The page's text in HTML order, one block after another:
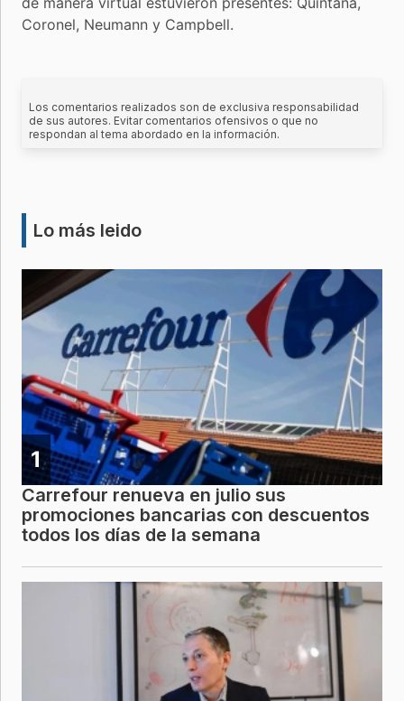
Coronel, Neumann y Campbell.
Los comentarios realizados son de exclusiva responsabilidad
de sus autores. Evitar comentarios ofensivos o que no
respondan al tema abordado en la información.
Lo más leido
1
Carrefour renueva en julio sus
promociones bancarias con descuentos
todos los días de la semana